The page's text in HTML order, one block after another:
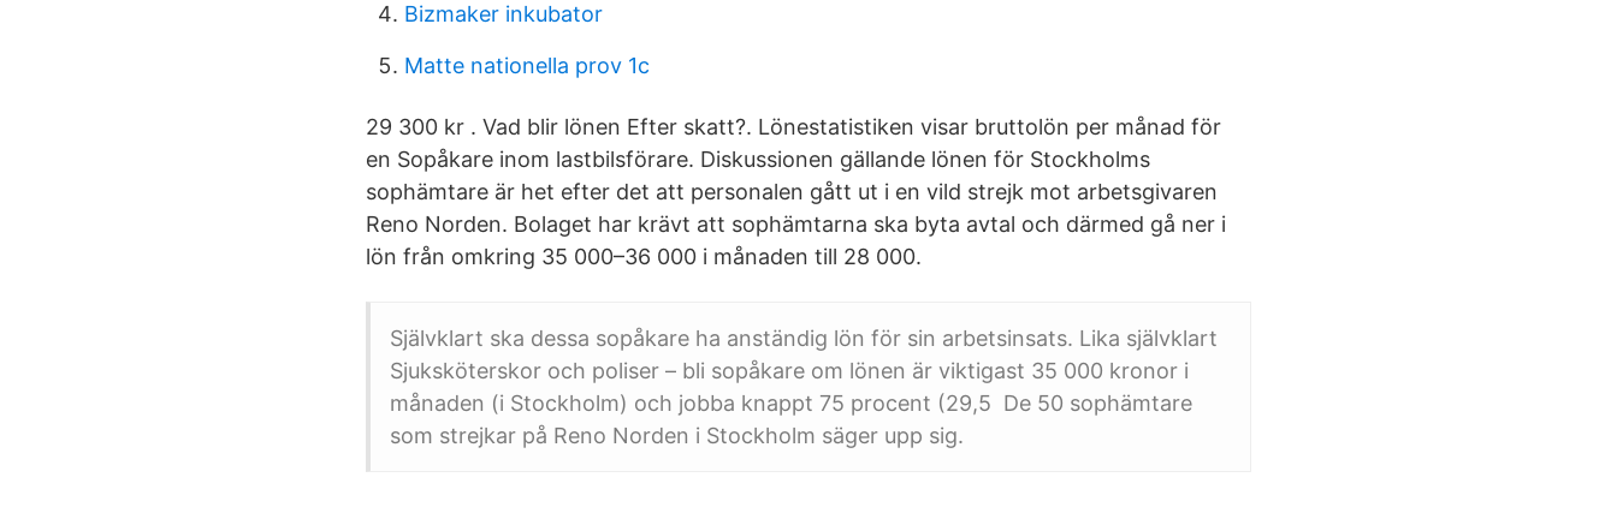
Bizmaker inkubator
Matte nationella prov 1c
29 300 kr . Vad blir lönen Efter skatt?. Lönestatistiken visar bruttolön per månad för
en Sopåkare inom lastbilsförare. Diskussionen gällande lönen för Stockholms
sophämtare är het efter det att personalen gått ut i en vild strejk mot arbetsgivaren
Reno Norden. Bolaget har krävt att sophämtarna ska byta avtal och därmed gå ner i
lön från omkring 35 000–36 000 i månaden till 28 000.
Självklart ska dessa sopåkare ha anständig lön för sin arbetsinsats. Lika självklart
Sjuksköterskor och poliser – bli sopåkare om lönen är viktigast 35 000 kronor i
månaden (i Stockholm) och jobba knappt 75 procent (29,5 De 50 sophämtare
som strejkar på Reno Norden i Stockholm säger upp sig.